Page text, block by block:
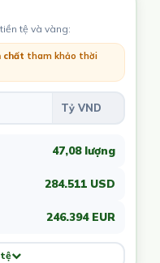
tệ và vàng:
chất tham khảo thời
47,08 lượng
284.511 USD
246.394 EUR